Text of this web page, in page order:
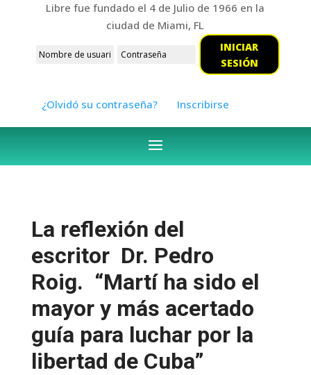
Libre fue fundado el 4 de Julio de 1966 en la
ciudad de Miami, FL
INICIAR
SESIÓN
¿Olvidó su contraseña? Inscribirse
La reflexión del
escritor Dr. Pedro
Roig. “Martí ha sido el
mayor y más acertado
guía para luchar por la
libertad de Cuba”